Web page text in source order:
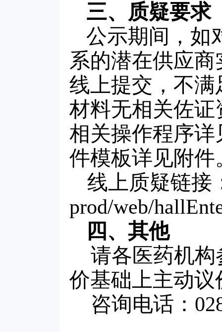
三、质疑要求
公示期间，如
系的潜在供应
线上提交，不
材料无相关佐
相关操作程序
件模板详见附件
线上质疑链接
prod/web/
四、其他
请各医药机
价基础上主动议
咨询电话：